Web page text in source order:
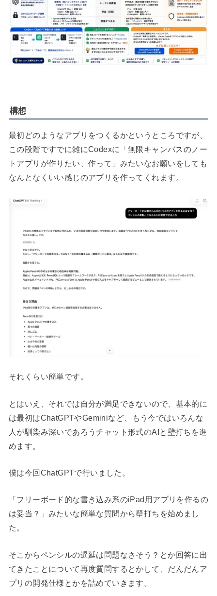
構想
最初どのようなアプリをつくるかというところですが、
この段階ですでに雑にCodexに「無限キャンバスのノー
トアプリが作りたい、作って」みたいなお願いをしても
なんとなくいい感じのアプリを作ってくれます。
それくらい簡単です。
とはいえ、それでは自分が満足できないので、基本的に
は最初はChatGPTやGeminiなど、もう今ではいろんな
人が馴染み深いであろうチャット形式のAIと壁打ちを進
めます。
僕は今回ChatGPTで行いました。
「フリーボード的な書き込み系のiPad用アプリを作るの
は妥当？」みたいな簡単な質問から壁打ちを始めまし
た。
そこからペンシルの遅延は問題なさそう？とか回答に出
てきたことについて再度質問するとかして、だんだんア
プリの開発仕様とかを詰めていきます。